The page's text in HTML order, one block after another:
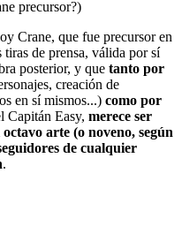
precursor?)
Crane, que fue precursor en
de prensa, válida por sí
posterior, y que tanto por
creación de
en sí mismos...) como por
Capitán Easy, merece ser
arte (o noveno, según
de cualquier
.